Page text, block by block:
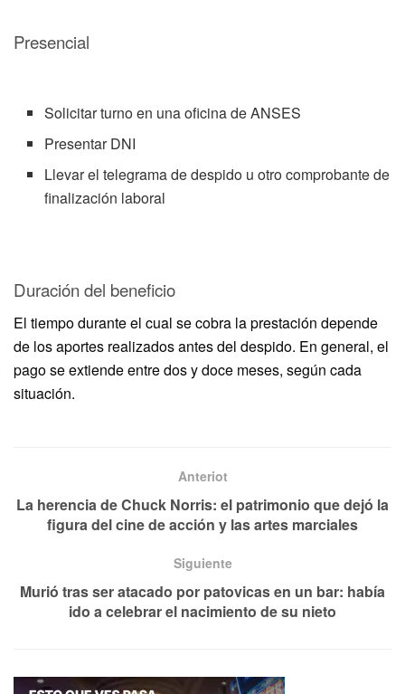
Presencial
Solicitar turno en una oficina de ANSES
Presentar DNI
Llevar el telegrama de despido u otro comprobante de
finalización laboral
Duración del beneficio
El tiempo durante el cual se cobra la prestación depende
de los aportes realizados antes del despido. En general, el
pago se extiende entre dos y doce meses, según cada
situación.
Anteriot
La herencia de Chuck Norris: el patrimonio que dejó la
figura del cine de acción y las artes marciales
Siguiente
Murió tras ser atacado por patovicas en un bar: había
ido a celebrar el nacimiento de su nieto